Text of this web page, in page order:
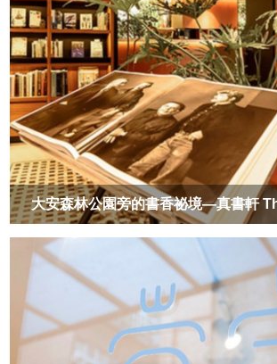
大安森林公園旁的書香祕境—真書軒